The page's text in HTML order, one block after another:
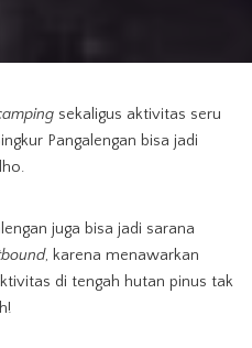
sekaligus aktivitas seru
Pangalengan bisa jadi
juga bisa jadi sarana
, karena menawarkan
di tengah hutan pinus tak